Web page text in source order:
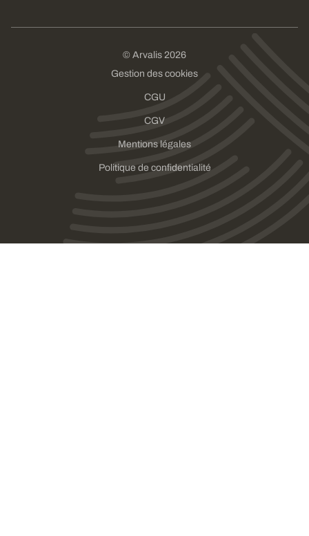
© Arvalis 2026
Gestion des cookies
CGU
CGV
Mentions légales
Politique de confidentialité